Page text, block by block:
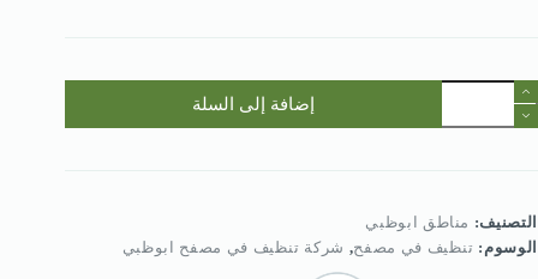
كمية
شركة
تنظيف
إضافة إلى السلة
التصنيف: مناطق ابوظبي
الوسوم: تنظيف في مصفح, شركة تنظيف في مصفح ابوظبي